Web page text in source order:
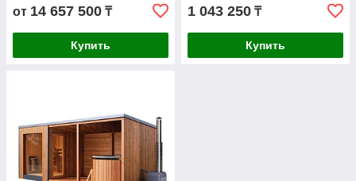
от 14 657 500 ₸
Купить
1 043 250 ₸
Купить